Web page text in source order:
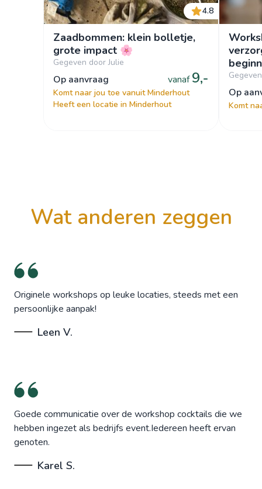
4.8
Zaadbommen: klein bolletje,
grote impact 🌸
Gegeven door Julie
op aanvraag vanaf 9,-
Komt naar jou toe vanuit Minderhout
Heeft een locatie in Minderhout
op
Komt
wat anderen zeggen
Originele workshops op leuke locaties, steeds met een
persoonlijke aanpak!
Leen V.
Goede communicatie over de workshop cocktails die we
hebben ingezet als bedrijfs event.Iedereen heeft ervan
genoten.
Karel S.